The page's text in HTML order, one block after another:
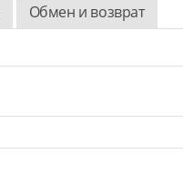
Обмен и возврат